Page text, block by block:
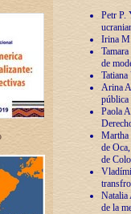
Petr P.
Irina
de
Arina
pública
Paola
Martha
de
de
Natalia
de la